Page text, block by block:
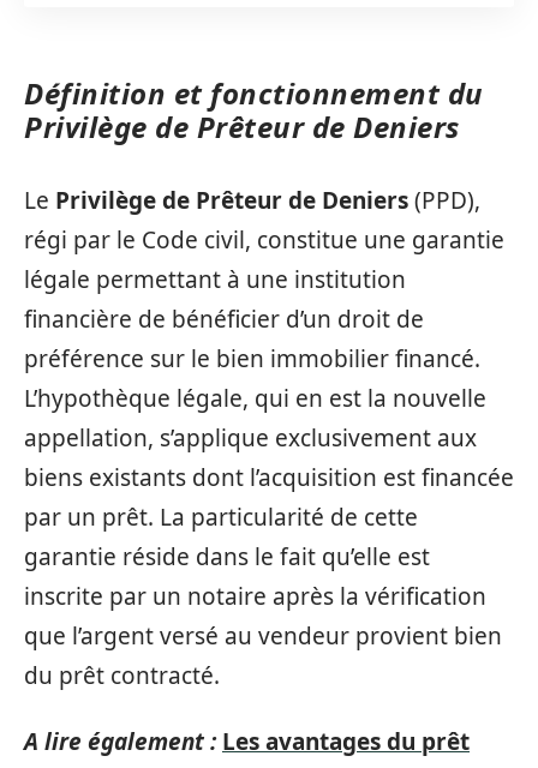
Définition et fonctionnement du
Privilège de Prêteur de Deniers
Le Privilège de Prêteur de Deniers(PPD),
régi par le Code civil, constitue une garantie
légale permettant à une institution
financière de bénéficier d’un droit de
préférence sur le bien immobilier financé.
L’hypothèque légale, qui en est la nouvelle
appellation, s’applique exclusivement aux
biens existants dont l’acquisition est financée
par un prêt. La particularité de cette
garantie réside dans le fait qu’elle est
inscrite par un notaire après la vérification
que l’argent versé au vendeur provient bien
du prêt contracté.
A lire également : Les avantages du prêt